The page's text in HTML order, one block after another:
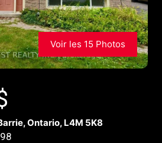
Voir les 15 Photos
Ontario, L4M 5K8